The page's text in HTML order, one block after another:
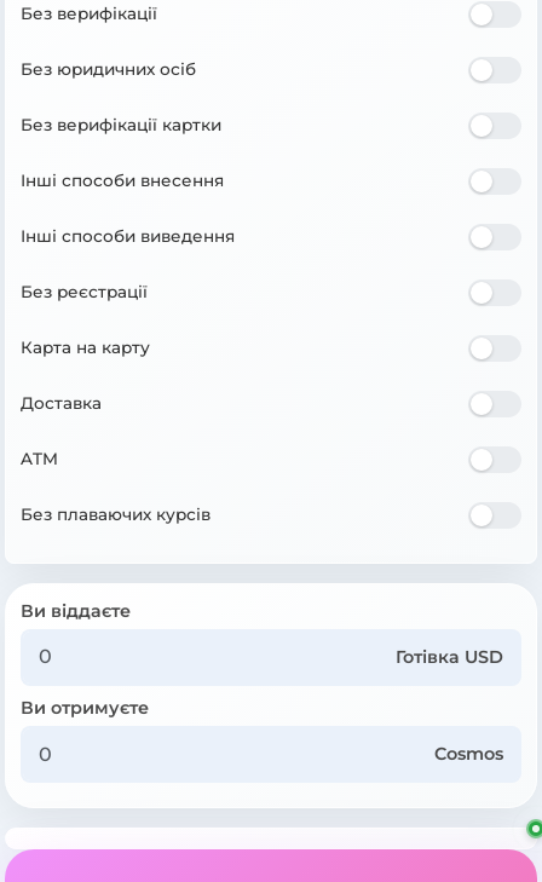
Без верифікації
Без юридичних осіб
Без верифікації картки
Інші способи внесення
Інші способи виведення
Без реєстрації
Карта на карту
Доставка
ATM
Без плаваючих курсів
Ви віддаєте
Готівка USD
Ви отримуєте
Cosmos